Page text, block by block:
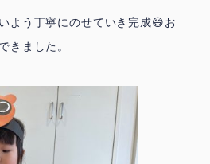
よう丁寧にのせていき完成😄お
きました。